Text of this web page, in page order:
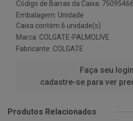
Código de Barras da Caixa:
Embalagem: Unidade
Caixa contém 6 unidade(s)
Marca: COLGATE-PALMOLIVE
Fabricante: COLGATE
Faça seu
cadastre-se para ver
Produtos Relacionados